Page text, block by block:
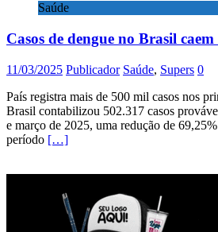
Saúde
Casos de dengue no Brasil
11/03/2025 Publicador Saúde, Supers 0
País registra mais de 500 mil casos nos
Brasil contabilizou 502.317 casos
e março de 2025, uma redução de
período […]